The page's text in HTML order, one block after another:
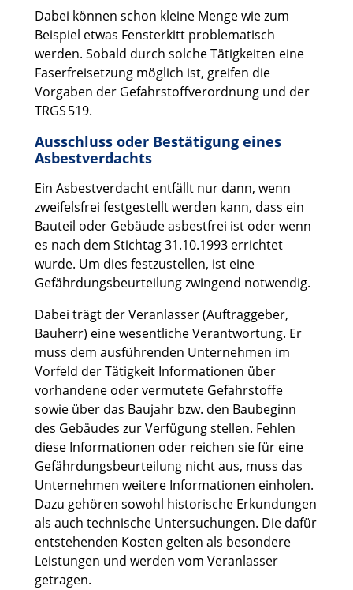
Dabei können schon kleine Menge wie zum
Beispiel etwas Fensterkitt problematisch
werden. Sobald durch solche Tätigkeiten eine
Faserfreisetzung möglich ist, greifen die
Vorgaben der Gefahrstoffverordnung und der
TRGS 519.
Ausschluss oder Bestätigung eines
Asbestverdachts
Ein Asbestverdacht entfällt nur dann, wenn
zweifelsfrei festgestellt werden kann, dass ein
Bauteil oder Gebäude asbestfrei ist oder wenn
es nach dem Stichtag 31.10.1993 errichtet
wurde. Um dies festzustellen, ist eine
Gefährdungsbeurteilung zwingend notwendig.
Dabei trägt der Veranlasser (Auftraggeber,
Bauherr) eine wesentliche Verantwortung. Er
muss dem ausführenden Unternehmen im
Vorfeld der Tätigkeit Informationen über
vorhandene oder vermutete Gefahrstoffe
sowie über das Baujahr bzw. den Baubeginn
des Gebäudes zur Verfügung stellen. Fehlen
diese Informationen oder reichen sie für eine
Gefährdungsbeurteilung nicht aus, muss das
Unternehmen weitere Informationen einholen.
Dazu gehören sowohl historische Erkundungen
als auch technische Untersuchungen. Die dafür
entstehenden Kosten gelten als besondere
Leistungen und werden vom Veranlasser
getragen.